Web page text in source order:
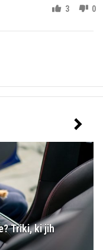
3 0
Triki, ki jih